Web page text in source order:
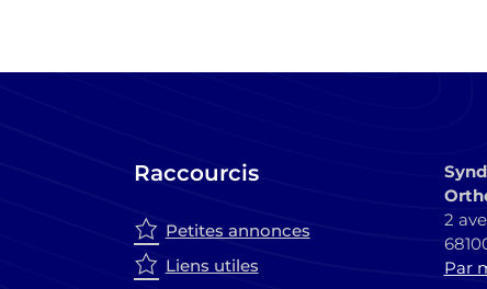
Raccourcis
Petites annonces
Liens utiles
2
Par